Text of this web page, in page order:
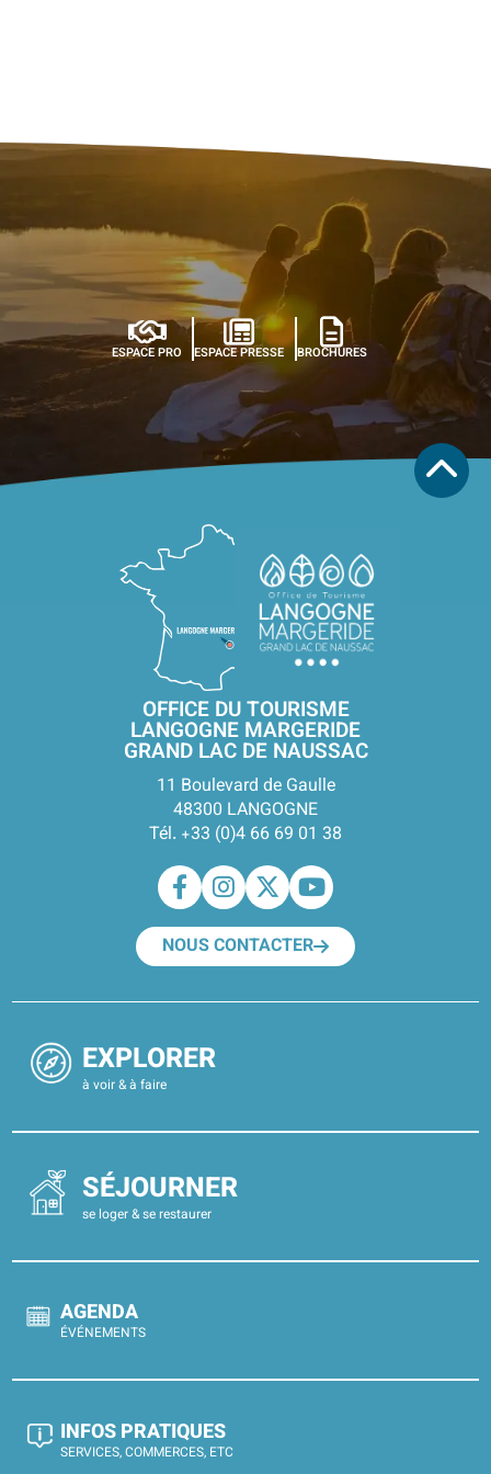
ESPACE PRO ESPACE PRESSE BROCHURES
OFFICE DU TOURISME
LANGOGNE MARGERIDE
GRAND LAC DE NAUSSAC
11 Boulevard de Gaulle
48300 LANGOGNE
Tél. +33 (0)4 66 69 01 38
NOUS CONTACTER
EXPLORER
à voir & à faire
SÉJOURNER
se loger & se restaurer
AGENDA
ÉVÉNEMENTS
INFOS PRATIQUES
SERVICES, COMMERCES, ETC